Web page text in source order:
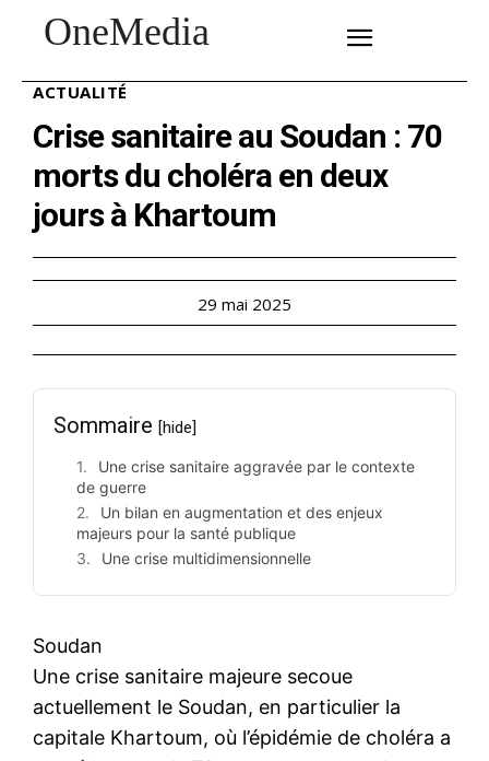
OneMedia
ACTUALITÉ
Crise sanitaire au Soudan : 70
morts du choléra en deux
jours à Khartoum
29 mai 2025
Sommaire [hide]
Une crise sanitaire aggravée par le contexte
de guerre
Un bilan en augmentation et des enjeux
majeurs pour la santé publique
Une crise multidimensionnelle
Soudan
Une crise sanitaire majeure secoue
actuellement le Soudan, en particulier la
capitale Khartoum, où l’épidémie de choléra a